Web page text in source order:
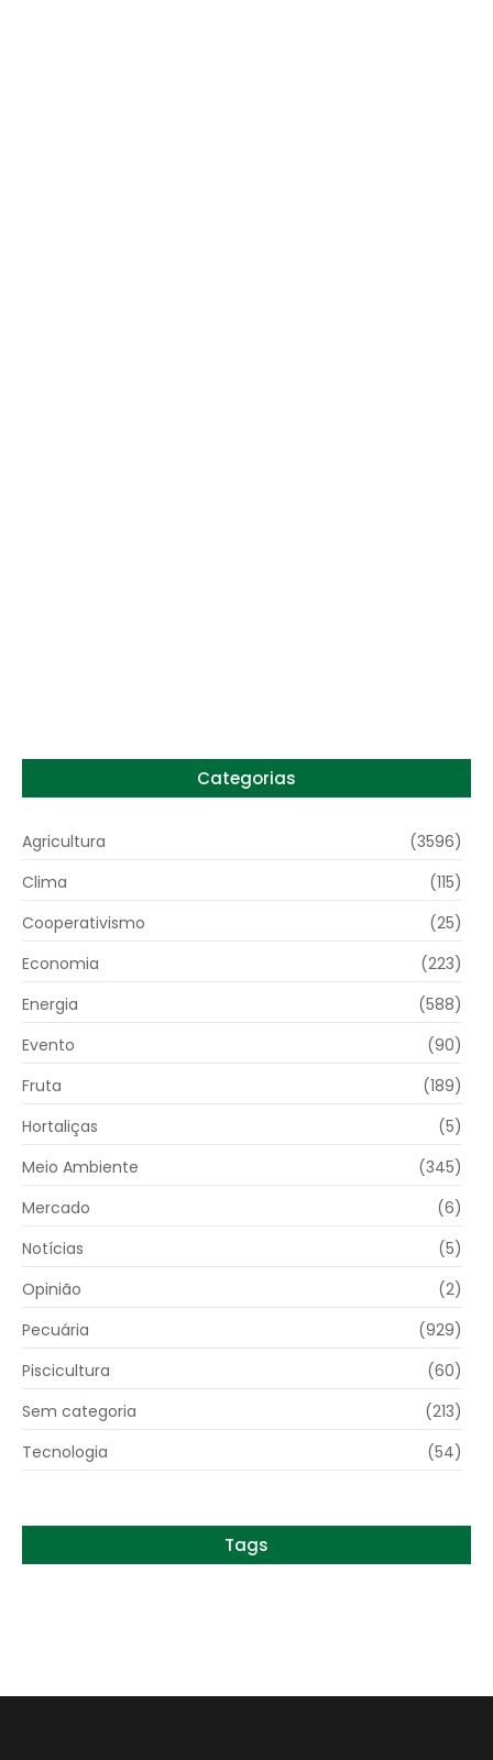
Categorias
Agricultura
(3596)
Clima
(115)
Cooperativismo
(25)
Economia
(223)
Energia
(588)
Evento
(90)
Fruta
(189)
Hortaliças
(5)
Meio Ambiente
(345)
Mercado
(6)
Notícias
(5)
Opinião
(2)
Pecuária
(929)
Piscicultura
(60)
Sem categoria
(213)
Tecnologia
(54)
Tags